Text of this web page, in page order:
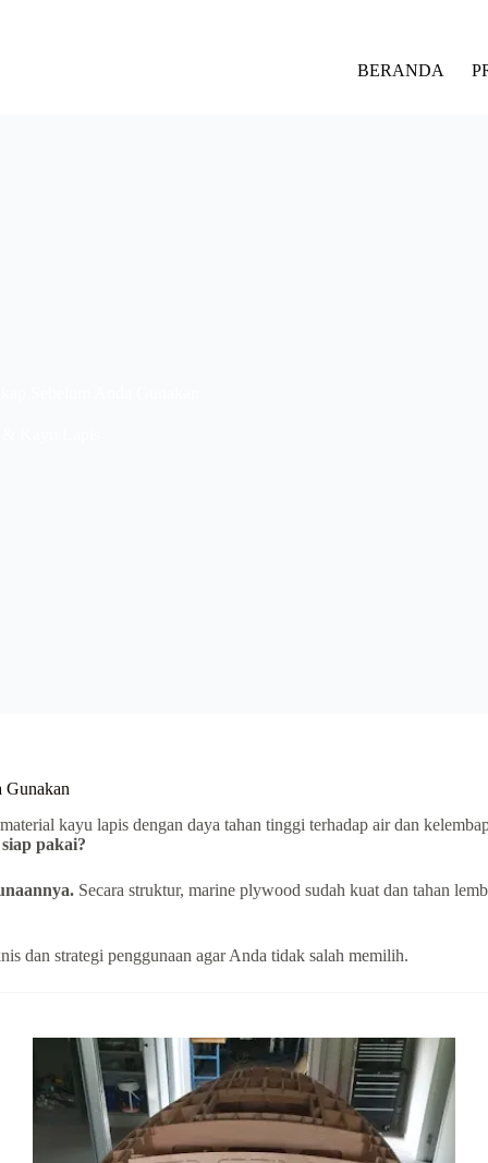
BERANDA
Gunakan
kayu lapis dengan daya tahan tinggi terhadap air dan
pakai?
Secara struktur, marine plywood sudah kuat dan tahan
dan strategi penggunaan agar Anda tidak salah memilih.